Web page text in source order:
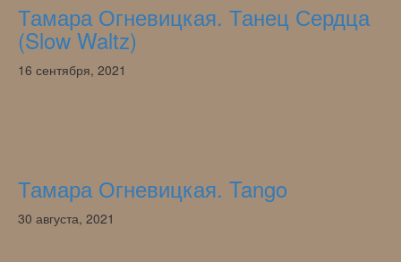
Тамара Огневицкая. Танец Сердца
(Slow Waltz)
16 сентября, 2021
Тамара Огневицкая. Tango
30 августа, 2021